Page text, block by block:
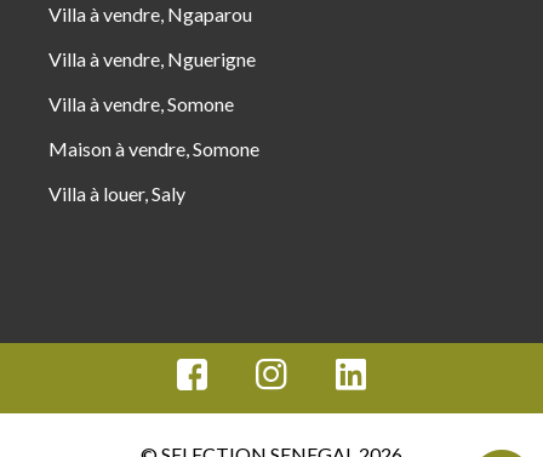
Villa à vendre, Ngaparou
Villa à vendre, Nguerigne
Villa à vendre, Somone
Maison à vendre, Somone
Villa à louer, Saly